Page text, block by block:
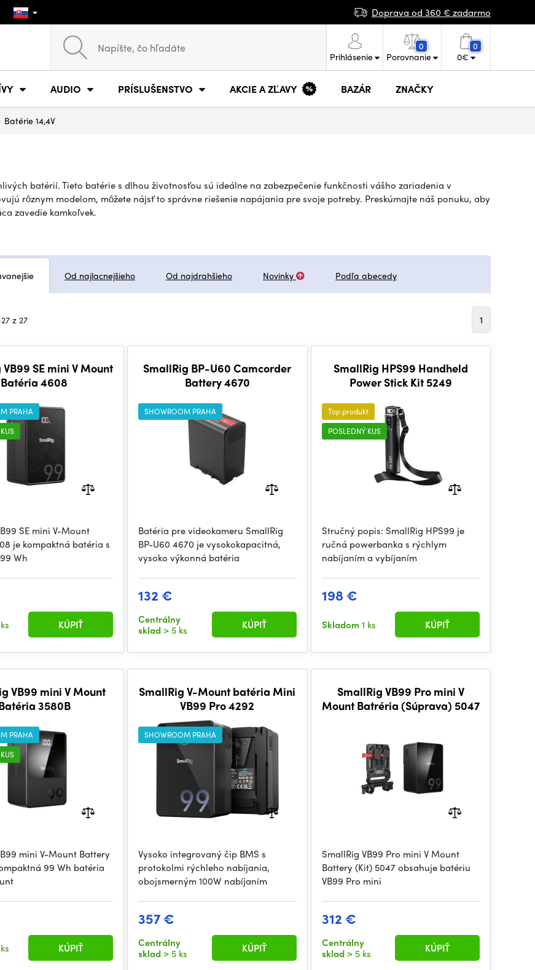
Doprava od 360 € zadarmo
Prihlásenie
0
Porovnanie
0
0€
AUDIO PRÍSLUŠENSTVO AKCIE A ZĽAVY BAZÁR ZNAČKY
Batérie 14,4V
batérií. Tieto batérie s dlhou životnosťou sú ideálne na zabezpečenie funkčnosti vášho zariadenia v
rôznym modelom, môžete nájsť to správne riešenie napájania pre svoje potreby. Preskúmajte náš ponuku, aby
zavedie kamkoľvek.
Od najlacnejšieho Od najdrahšieho Novinky Podľa abecedy
z 27 1
SE mini V Mount
Batéria 4608
PRAHA
SE mini V-Mount
je kompaktná batéria s
Wh
KÚPIŤ
SmallRig BP-U60 Camcorder
Battery 4670
SHOWROOM PRAHA
Batéria pre videokameru SmallRig
BP-U60 4670 je vysokokapacitná,
vysoko výkonná batéria
132 €
Centrálny
sklad > 5 ks KÚPIŤ
SmallRig HPS99 Handheld
Power Stick Kit 5249
Top produkt
POSLEDNÝ KUS
Stručný popis: SmallRig HPS99 je
ručná powerbanka s rýchlym
nabíjaním a vybíjaním
198 €
Skladom1 ks KÚPIŤ
VB99 mini V Mount
3580B
PRAHA
mini V-Mount Battery
99 Wh batéria
KÚPIŤ
SmallRig V-Mount batéria Mini
VB99 Pro 4292
SHOWROOM PRAHA
Vysoko integrovaný čip BMS s
protokolmi rýchleho nabíjania,
obojsmerným 100W nabíjaním
357 €
Centrálny
sklad > 5 ks KÚPIŤ
SmallRig VB99 Pro mini V
Mount Batréria (Súprava) 5047
SmallRig VB99 Pro mini V Mount
Battery (Kit) 5047 obsahuje batériu
VB99 Pro mini
312 €
Centrálny
sklad > 5 ks KÚPIŤ